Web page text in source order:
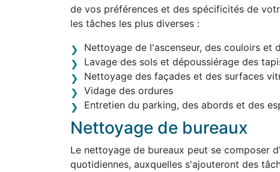
de vos préférences et des spécificités de
les tâches les plus diverses :
Nettoyage de l'ascenseur, des couloirs et
Lavage des sols et dépoussiérage des
Nettoyage des façades et des surfaces
Vidage des ordures
Entretien du parking, des abords et des
Nettoyage de bureaux
Le nettoyage de bureaux peut se composer
quotidiennes, auxquelles s'ajouteront des